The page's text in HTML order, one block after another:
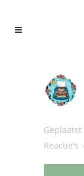
Reactie's